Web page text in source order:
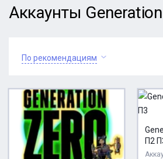
Аккаунты
По рекомендациям
П2